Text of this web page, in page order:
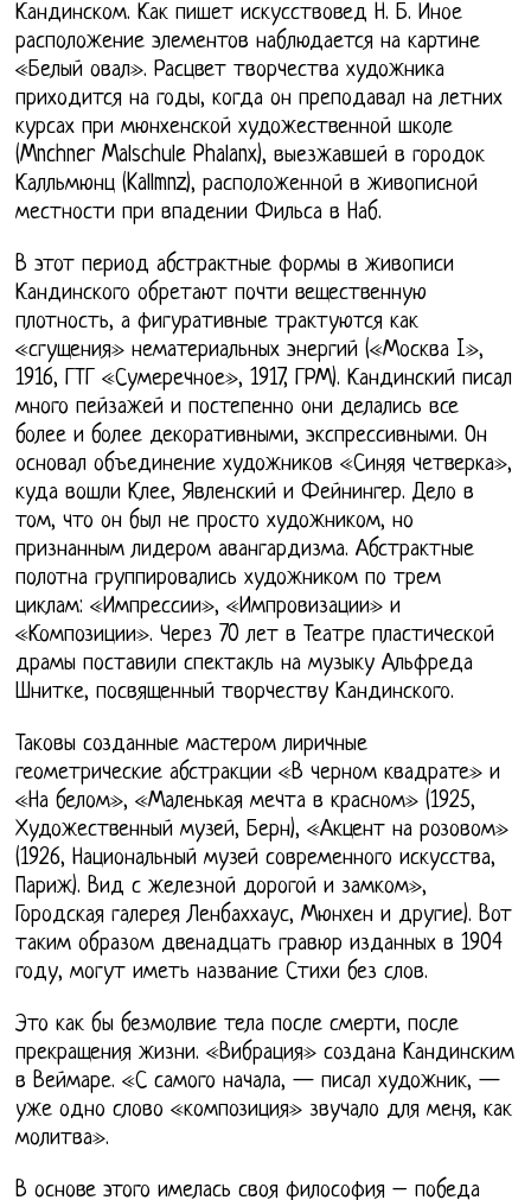
Кандинском. Как пишет искусствовед Н. Б. Иное
расположение элементов наблюдается на картине
«Белый овал». Расцвет творчества художника
приходится на годы, когда он преподавал на летних
курсах при мюнхенской художественной школе
(Mnchner Malschule Phalanx), выезжавшей в городок
Калльмюнц (Kallmnz), расположенной в живописной
местности при впадении Фильса в Наб.
В этот период абстрактные формы в живописи
Кандинского обретают почти вещественную
плотность, а фигуративные трактуются как
«сгущения» нематериальных энергий («Москва I»,
1916, ГТГ «Сумеречное», 1917, ГРМ). Кандинский писал
много пейзажей и постепенно они делались все
более и более декоративными, экспрессивными. Он
основал объединение художников «Синяя четверка»,
куда вошли Клее, Явленский и Фейнингер. Дело в
том, что он был не просто художником, но
признанным лидером авангардизма. Абстрактные
полотна группировались художником по трем
циклам: «Импрессии», «Импровизации» и
«Композиции». Через 70 лет в Театре пластической
драмы поставили спектакль на музыку Альфреда
Шнитке, посвященный творчеству Кандинского.
Таковы созданные мастером лиричные
геометрические абстракции «В черном квадрате» и
«На белом», «Маленькая мечта в красном» (1925,
Художественный музей, Берн), «Акцент на розовом»
(1926, Национальный музей современного искусства,
Париж). Вид с железной дорогой и замком»,
Городская галерея Ленбаххаус, Мюнхен и другие). Вот
таким образом двенадцать гравюр изданных в 1904
году, могут иметь название Стихи без слов.
Это как бы безмолвие тела после смерти, после
прекращения жизни. «Вибрация» создана Кандинским
в Веймаре. «С самого начала, — писал художник, —
уже одно слово «композиция» звучало для меня, как
молитва».
В основе этого имелась своя философия – победа